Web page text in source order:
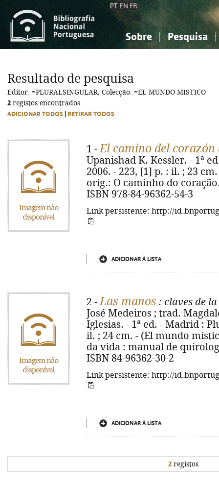
PT EN FR
Sobre Pesquisa
Ciências sociais...
Ciências sociais...
Resultado de pesquisa
Editor: =PLURALSINGULAR, Colecção: =EL MUNDO MISTICO
2 registos encontrados
ADICIONAR TODOS RETIRAR TODOS
1 -El camino del corazón
Upanishad K. Kessler. - 1ª
2006. - 223, [1] p. : il. ; 23
orig.: O caminho do
ISBN 978-84-96362-54-3
Link persistente: http://
ADICIONAR À LISTA
2 -Las manos : claves de
José Medeiros ; trad.
Iglesias. - 1ª ed. - Madrid :
il. ; 24 cm. - (El mundo
da vida : manual de
ISBN 84-96362-30-2
Link persistente: http://
ADICIONAR À LISTA
2 registos